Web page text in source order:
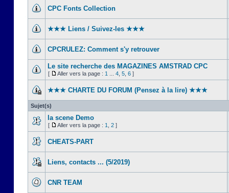
CPC Fonts Collection
★★★ Liens / Suivez-les ★★★
CPCRULEZ: Comment s'y retrouver‎
Le site recherche des MAGAZINES AMSTRAD CPC
[ Aller vers la page : 1 4 5 6 ]
★★★ CHARTE DU FORUM (Pensez à la lire) ★★★
Sujet(s)
la scene Demo
[ Aller vers la page : 1 2 ]
CHEATS-PART
Liens, contacts ... (5/2019)
CNR TEAM